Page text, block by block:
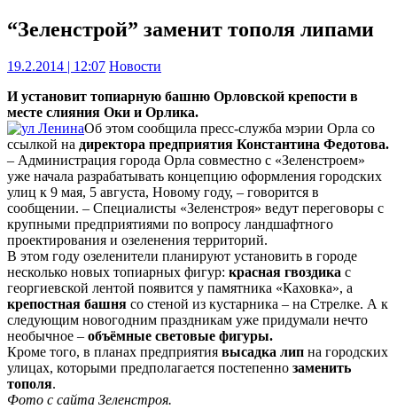
“Зеленстрой” заменит тополя липами
19.2.2014 | 12:07 Новости
И установит топиарную башню Орловской крепости в
месте слияния Оки и Орлика.
Об этом сообщила пресс-служба мэрии Орла со
ссылкой на директора предприятия Константина Федотова.
– Администрация города Орла совместно с «Зеленстроем»
уже начала разрабатывать концепцию оформления городских
улиц к 9 мая, 5 августа, Новому году, – говорится в
сообщении. – Специалисты «Зеленстроя» ведут переговоры с
крупными предприятиями по вопросу ландшафтного
проектирования и озеленения территорий.
В этом году озеленители планируют установить в городе
несколько новых топиарных фигур: красная гвоздика с
георгиевской лентой появится у памятника «Каховка», а
крепостная башня со стеной из кустарника – на Стрелке. А к
следующим новогодним праздникам уже придумали нечто
необычное – объёмные световые фигуры.
Кроме того, в планах предприятия высадка лип на городских
улицах, которыми предполагается постепенно заменить
тополя.
Фото с сайта Зеленстроя.